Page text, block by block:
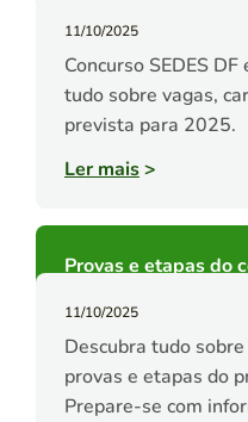
11/10/2025
Concurso SEDES
tudo sobre vagas,
prevista para 2025.
Ler mais>
Provas e etapas do
11/10/2025
Descubra tudo
provas e etapas do
Prepare-se com